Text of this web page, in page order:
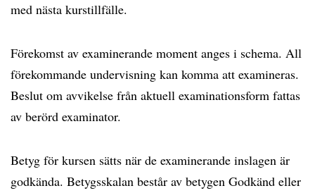
med nästa kurstillfälle.
Förekomst av examinerande moment anges i schema. All
förekommande undervisning kan komma att examineras.
Beslut om avvikelse från aktuell examinationsform fattas
av berörd examinator.
Betyg för kursen sätts när de examinerande inslagen är
godkända. Betygsskalan består av betygen Godkänd eller